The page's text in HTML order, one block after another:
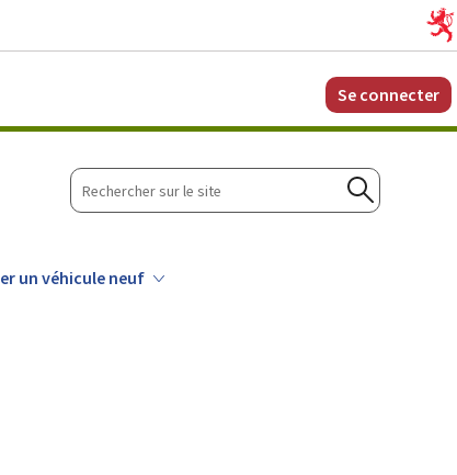
Se connecter
Rechercher
sur
site
Rechercher
un véhicule neuf